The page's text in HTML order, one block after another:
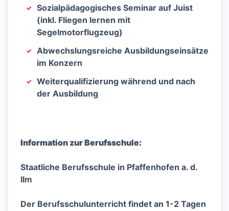
Sozialpädagogisches Seminar auf Juist
(inkl. Fliegen lernen mit
Segelmotorflugzeug)
Abwechslungsreiche Ausbildungseinsätze
im Konzern
Weiterqualifizierung während und nach
der Ausbildung
Information zur Berufsschule:
Staatliche Berufsschule in Pfaffenhofen a. d.
Ilm
Der Berufsschulunterricht findet an 1-2 Tagen